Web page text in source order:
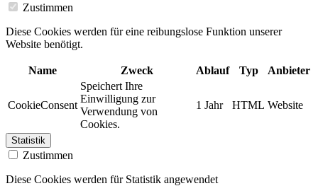
Zustimmen
Diese Cookies werden für eine reibungslose Funktion unserer
Website benötigt.
Name Zweck Ablauf Typ Anbieter
CookieConsent
Speichert Ihre
Einwilligung zur
Verwendung von
Cookies.
1 Jahr HTML Website
Statistik
Zustimmen
Diese Cookies werden für Statistik angewendet